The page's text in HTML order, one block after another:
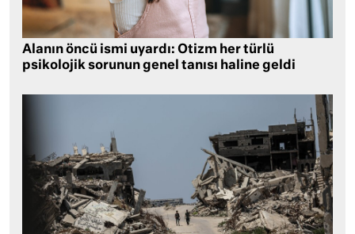
Alanın öncü ismi uyardı: Otizm her türlü
psikolojik sorunun genel tanısı haline geldi